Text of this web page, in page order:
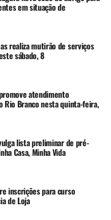
em situação de
realiza mutirão de serviços
sábado, 8
atendimento
Branco nesta quinta-feira,
lista preliminar de pré-
Casa, Minha Vida
inscrições para curso
de Loja